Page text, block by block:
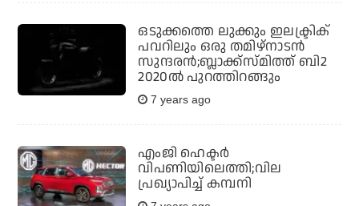
ഒടുക്കത്തെ ലുക്കും ഇലക്ട്രിക്
പവറിലും ഒരു തമിഴ്‌നാടന്‍
സുന്ദരന്‍;ബ്ലാക്ക്‌സ്മിത്ത് ബി2
2020ല്‍ പുറത്തിറങ്ങും
7 years ago
എംജി ഹെക്ടര്‍
വിപണിയിലെത്തി;വില
പ്രഖ്യാപിച്ച് കമ്പനി